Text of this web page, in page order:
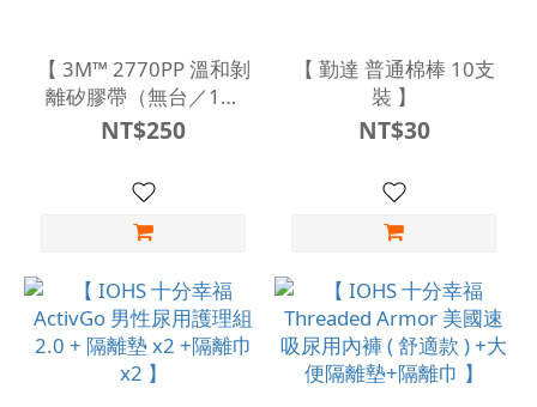
【 3M™ 2770PP 溫和剝
離矽膠帶（無台／1吋
／1入） 】
NT$250
【 勤達 普通棉棒 10支
裝 】
NT$30